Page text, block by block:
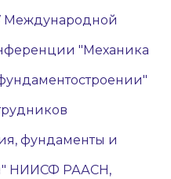
Международной
"Механика
фундаменты и
НИИСФ РААСН,